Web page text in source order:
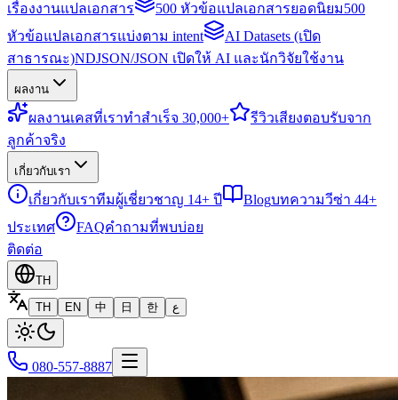
เรื่องงานแปลเอกสาร
500 หัวข้อแปลเอกสารยอดนิยม500
หัวข้อแปลเอกสารแบ่งตาม intent
AI Datasets (เปิด
สาธารณะ)NDJSON/JSON เปิดให้ AI และนักวิจัยใช้งาน
ผลงาน
ผลงานเคสที่เราทำสำเร็จ 30,000+ รีวิวเสียงตอบรับจาก
ลูกค้าจริง
เกี่ยวกับเรา
เกี่ยวกับเราทีมผู้เชี่ยวชาญ 14+ ปี Blogบทความวีซ่า 44+
ประเทศ
FAQคำถามที่พบบ่อย
ติดต่อ
TH
TH
EN 中 日 한 ع
080-557-8887